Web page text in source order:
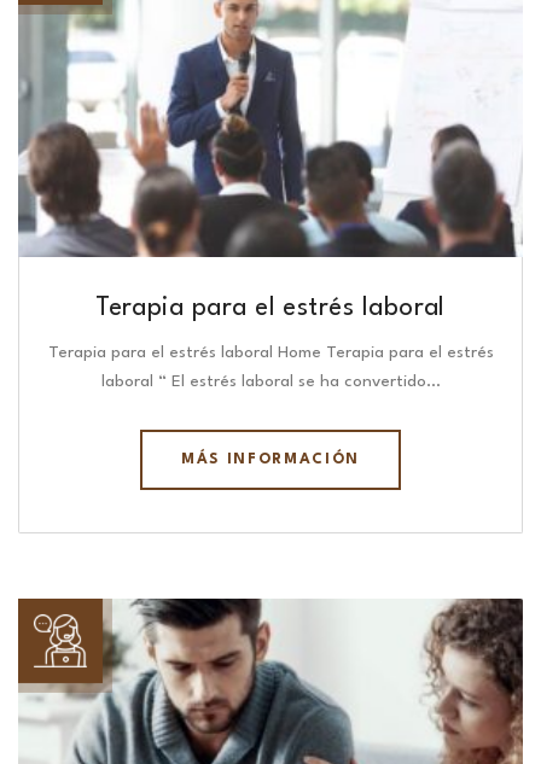
Terapia para el estrés laboral
Terapia para el estrés laboral Home Terapia para el estrés
laboral “ El estrés laboral se ha convertido…
MÁS INFORMACIÓN